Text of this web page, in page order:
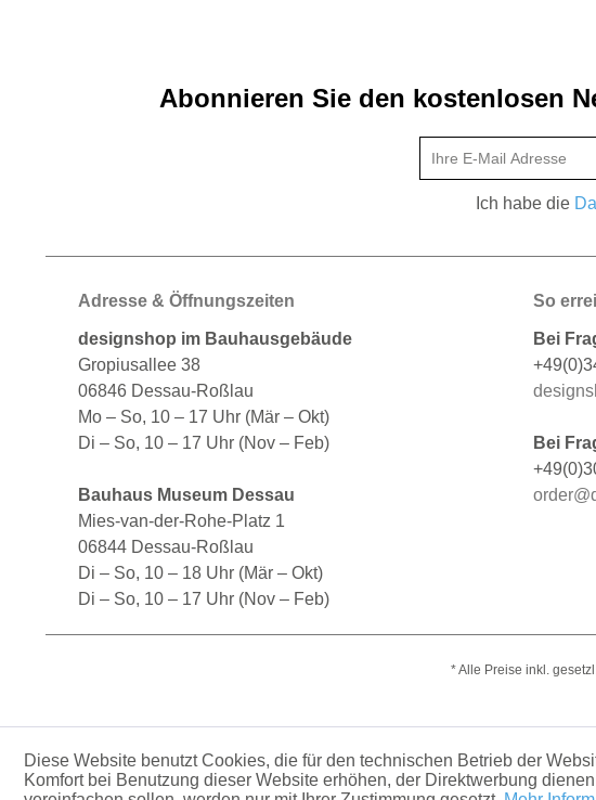
Abonnieren Sie den kostenlosen
Ich habe die
Adresse & Öffnungszeiten
designshop im Bauhausgebäude
Gropiusallee 38
06846 Dessau-Roßlau
Mo – So, 10 – 17 Uhr (Mär – Okt)
Di – So, 10 – 17 Uhr (Nov – Feb)
Bauhaus Museum Dessau
Mies-van-der-Rohe-Platz 1
06844 Dessau-Roßlau
Di – So, 10 – 18 Uhr (Mär – Okt)
Di – So, 10 – 17 Uhr (Nov – Feb)
So
Bei
Bei
* Alle Preise inkl.
Diese Website benutzt Cookies, die für den technischen Betrieb der
Komfort bei Benutzung dieser Website erhöhen, der Direktwerbung